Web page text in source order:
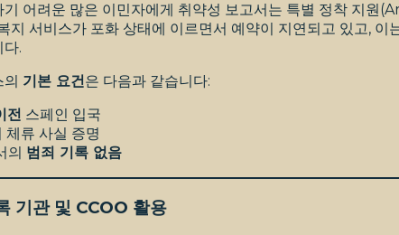
어려운 많은 이민자에게 취약성 보고서는 특별 정착 지원
지 서비스가 포화 상태에 이르면서 예약이 지연되고 있고, 이
.
의 기본 요건은 다음과 같습니다:
전 스페인 입국
체류 사실 증명
의 범죄 기록 없음
기관 및 CCOO 활용